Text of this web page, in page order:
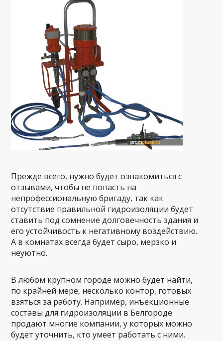
Прежде всего, нужно будет ознакомиться с
отзывами, чтобы не попасть на
непрофессиональную бригаду, так как
отсутствие правильной гидроизоляции будет
ставить под сомнение долговечность здания и
его устойчивость к негативному воздействию.
А в комнатах всегда будет сыро, мерзко и
неуютно.
В любом крупном городе можно будет найти,
по крайней мере, несколько контор, готовых
взяться за работу. Например, инъекционные
составы для гидроизоляции в Белгороде
продают многие компании, у которых можно
будет уточнить, кто умеет работать с ними.